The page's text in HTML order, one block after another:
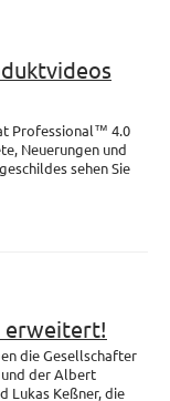
Professional™ 4.0
Neuerungen und
sehen Sie
erweitert!
die Gesellschafter
der Albert
Lukas Keßner, die